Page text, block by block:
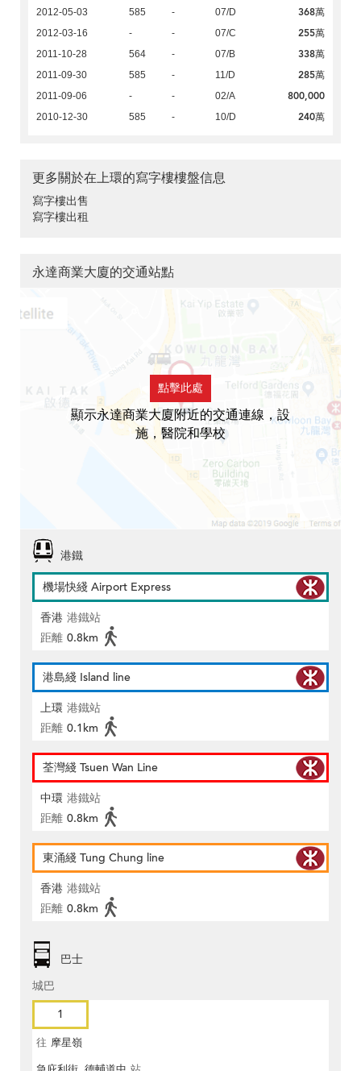
2012-05-03 585 - 07/D 368萬
2012-03-16 - - 07/C 255萬
2011-10-28 564 - 07/B 338萬
2011-09-30 585 - 11/D 285萬
2011-09-06 - - 02/A 800,000
2010-12-30 585 - 10/D 240萬
更多關於在上環的寫字樓樓盤信息
寫字樓出售
寫字樓出租
永達商業大廈的交通站點
點擊此處
顯示永達商業大廈附近的交通連線，設
施，醫院和學校
港鐵
機場快綫 Airport Express
香港 港鐵站
距離 0.8km
港島綫 Island line
上環 港鐵站
距離 0.1km
荃灣綫 Tsuen Wan Line
中環 港鐵站
距離 0.8km
東涌綫 Tung Chung line
香港 港鐵站
距離 0.8km
巴士
城巴
1
往 摩星嶺